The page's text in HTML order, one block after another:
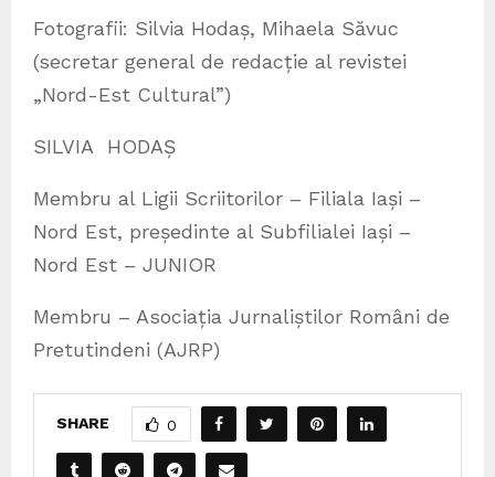
Fotografii: Silvia Hodaș, Mihaela Săvuc
(secretar general de redacție al revistei
„Nord-Est Cultural”)
SILVIA HODAȘ
Membru al Ligii Scriitorilor – Filiala Iași –
Nord Est, președinte al Subfilialei Iași –
Nord Est – JUNIOR
Membru – Asociația Jurnaliștilor Români de
Pretutindeni (AJRP)
SHARE 0